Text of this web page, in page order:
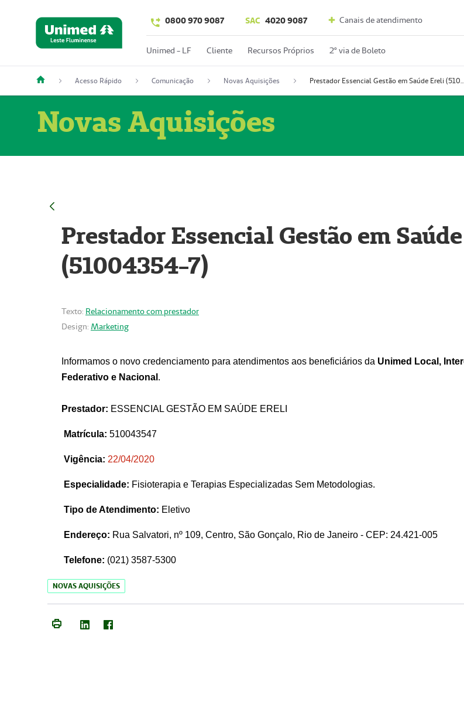
0800 970 9087 SAC 4020 9087 Canais de atendimento
Unimed - LF Cliente Recursos Próprios 2º via de Boleto
Acesso Rápido Comunicação Novas Aquisições Prestador Essencial Gestão em Saúde Ereli (51004354-7)
Novas Aquisições
Prestador Essencial Gestão em
(51004354-7)
Texto: Relacionamento com prestador
Design: Marketing
Informamos o novo credenciamento para atendimentos aos beneficiários da Unimed Local,
Federativo e Nacional .
Prestador: ESSENCIAL GESTÃO EM SAÚDE ERELI
Matrícula: 510043547
Vigência: 22/04/2020
Especialidade: Fisioterapia e Terapias Especializadas Sem Metodologias.
Tipo de Atendimento: Eletivo
Endereço: Rua Salvatori, nº 109, Centro, São Gonçalo, Rio de Janeiro - CEP: 24.421-005
Telefone: (021) 3587-5300
NOVAS AQUISIÇÕES